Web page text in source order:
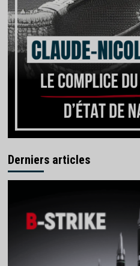
Derniers articles